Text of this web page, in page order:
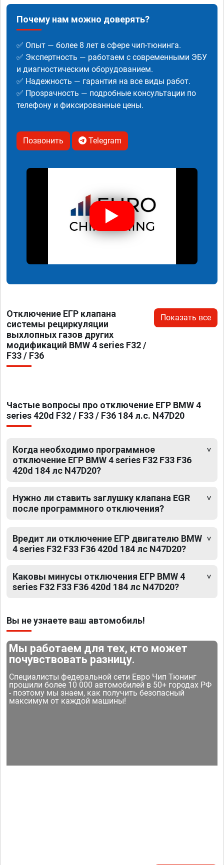
Почему нам можно доверять?
✅ Опыт — более 8 лет в сфере чип-тюнинга.
✅ Экспертность — работаем с современными ЭБУ
и диагностическим оборудованием.
✅ Надежность — гарантия на все виды работ.
✅ Прозрачность — подробные консультации по
телефону и фиксированные цены.
Позвонить Telegram
Отключение ЕГР клапана
системы рециркуляции
выхлопных газов других
модификаций BMW 4 series F32 /
F33 / F36
Показать все
Частые вопросы про отключение ЕГР BMW 4
series 420d F32 / F33 / F36 184 л.с. N47D20
Когда необходимо программное
отключение ЕГР BMW 4 series F32 F33 F36
420d 184 лс N47D20?
Нужно ли ставить заглушку клапана EGR
после программного отключения?
Вредит ли отключение ЕГР двигателю BMW
4 series F32 F33 F36 420d 184 лс N47D20?
Каковы минусы отключения ЕГР BMW 4
series F32 F33 F36 420d 184 лс N47D20?
Вы не узнаете ваш автомобиль!
Мы работаем для тех, кто может
почувствовать разницу.
Специалисты федеральной сети Евро Чип Тюнинг
прошили более 10 000 автомобилей в 50+ городах РФ
- поэтому мы знаем, как получить безопасный
максимум от каждой машины!